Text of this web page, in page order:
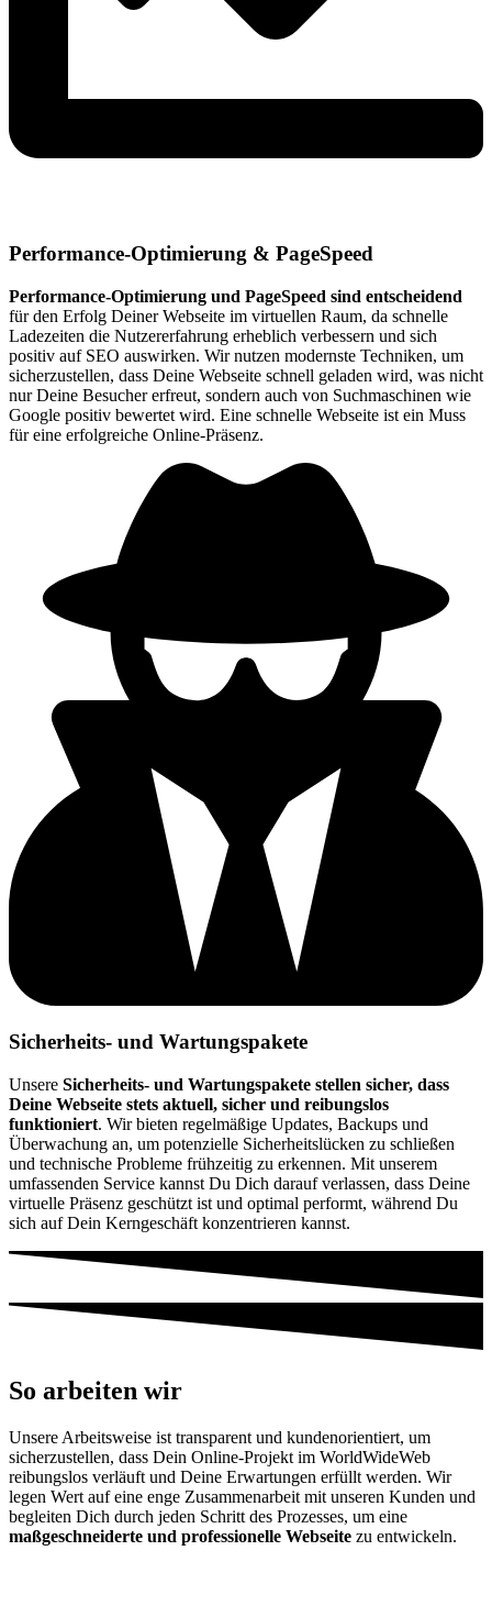
Performance-Optimierung & PageSpeed
Performance-Optimierung und PageSpeed sind entscheidend
für den Erfolg Deiner Webseite im virtuellen Raum, da schnelle
Ladezeiten die Nutzererfahrung erheblich verbessern und sich
positiv auf SEO auswirken. Wir nutzen modernste Techniken, um
sicherzustellen, dass Deine Webseite schnell geladen wird, was nicht
nur Deine Besucher erfreut, sondern auch von Suchmaschinen wie
Google positiv bewertet wird. Eine schnelle Webseite ist ein Muss
für eine erfolgreiche Online-Präsenz.
Sicherheits- und Wartungspakete
Unsere Sicherheits- und Wartungspakete stellen sicher, dass
Deine Webseite stets aktuell, sicher und reibungslos
funktioniert. Wir bieten regelmäßige Updates, Backups und
Überwachung an, um potenzielle Sicherheitslücken zu schließen
und technische Probleme frühzeitig zu erkennen. Mit unserem
umfassenden Service kannst Du Dich darauf verlassen, dass Deine
virtuelle Präsenz geschützt ist und optimal performt, während Du
sich auf Dein Kerngeschäft konzentrieren kannst.
So arbeiten wir
Unsere Arbeitsweise ist transparent und kundenorientiert, um
sicherzustellen, dass Dein Online-Projekt im WorldWideWeb
reibungslos verläuft und Deine Erwartungen erfüllt werden. Wir
legen Wert auf eine enge Zusammenarbeit mit unseren Kunden und
begleiten Dich durch jeden Schritt des Prozesses, um eine
maßgeschneiderte und professionelle Webseite zu entwickeln.